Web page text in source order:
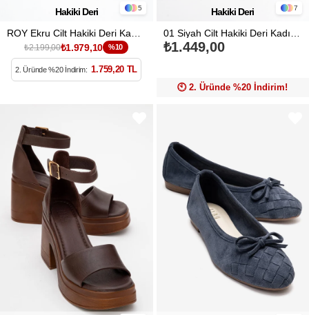
5
ROY Ekru Cilt Hakiki Deri Kadın Dolgu Topuklu Sandalet
₺2.199,00₺1.979,10 %10
2. Üründe %20 İndirim: 1.759,20 TL
Hakiki Deri 7
01 Siyah Cilt Hakiki Deri Kadın Babet Ayakkabı
₺1.449,00
🕙️ 2. Üründe %20 İndirim!
Hakiki Deri